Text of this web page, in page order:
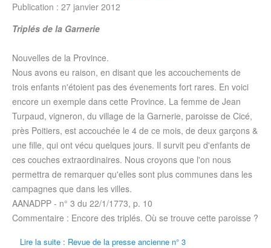
Publication : 27 janvier 2012
Triplés de la Garnerie
Nouvelles de la Province.
Nous avons eu raison, en disant que les accouchements de
trois enfants n'étoient pas des évenements fort rares. En voici
encore un exemple dans cette Province. La femme de Jean
Turpaud, vigneron, du village de la Garnerie, paroisse de Cicé,
près Poitiers, est accouchée le 4 de ce mois, de deux garçons &
une fille, qui ont vécu quelques jours. Il survit peu d'enfants de
ces couches extraordinaires. Nous croyons que l'on nous
permettra de remarquer qu'elles sont plus communes dans les
campagnes que dans les villes.
AANADPP - n° 3 du 22/1/1773, p. 10
Commentaire : Encore des triplés. Où se trouve cette paroisse ?
Lire la suite : Revue de la presse ancienne n° 3